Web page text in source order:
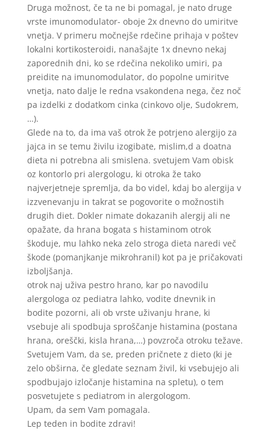
Druga možnost, če ta ne bi pomagal, je nato druge
vrste imunomodulator- oboje 2x dnevno do umiritve
vnetja. V primeru močnejše rdečine prihaja v poštev
lokalni kortikosteroidi, nanašajte 1x dnevno nekaj
zaporednih dni, ko se rdečina nekoliko umiri, pa
preidite na imunomodulator, do popolne umiritve
vnetja, nato dalje le redna vsakondena nega, čez noč
pa izdelki z dodatkom cinka (cinkovo olje, Sudokrem,
…).
Glede na to, da ima vaš otrok že potrjeno alergijo za
jajca in se temu živilu izogibate, mislim,d a doatna
dieta ni potrebna ali smislena. svetujem Vam obisk
oz kontorlo pri alergologu, ki otroka že tako
najverjetneje spremlja, da bo videl, kdaj bo alergija v
izzvenevanju in takrat se pogovorite o možnostih
drugih diet. Dokler nimate dokazanih alergij ali ne
opažate, da hrana bogata s histaminom otrok
škoduje, mu lahko neka zelo stroga dieta naredi več
škode (pomanjkanje mikrohranil) kot pa je pričakovati
izboljšanja.
otrok naj uživa pestro hrano, kar po navodilu
alergologa oz pediatra lahko, vodite dnevnik in
bodite pozorni, ali ob vrste uživanju hrane, ki
vsebuje ali spodbuja sproščanje histamina (postana
hrana, oreščki, kisla hrana,…) povzroča otroku težave.
Svetujem Vam, da se, preden pričnete z dieto (ki je
zelo obširna, če gledate seznam živil, ki vsebujejo ali
spodbujajo izločanje histamina na spletu), o tem
posvetujete s pediatrom in alergologom.
Upam, da sem Vam pomagala.
Lep teden in bodite zdravi!